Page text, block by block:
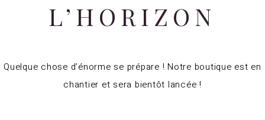
L’HORIZON
Quelque chose d’énorme se prépare ! Notre boutique est en
chantier et sera bientôt lancée !